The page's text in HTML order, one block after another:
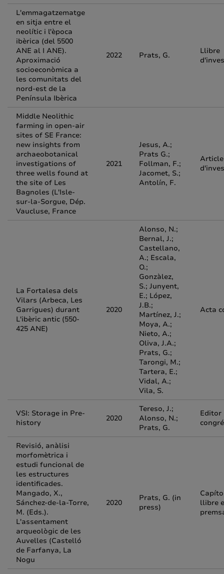
L'emmagatzematge
en sitja entre el
neolític i l'època
ibèrica (del 5500
ANE al I ANE).
Aproximació
socioeconòmica a
les comunitats del
nord-est de la
Península Ibèrica
2022 Prats, G.
Llibre
Middle Neolithic
farming in open-air
sites of SE France:
new insights from
archaeobotanical
investigations of
three wells found at
the site of Les
Bagnoles (L'Isle-
sur-la-Sorgue, Dép.
Vaucluse, France
2021
Jesus, A.;
Prats G.;
Follman, F.;
Jacomet, S.;
Antolín, F.
Article
La Fortalesa dels
Vilars (Arbeca, Les
Garrigues) durant
L'ibèric antic (550-
425 ANE)
2020
Alonso, N.;
Bernal, J.;
Castellano,
A.; Escala,
O.;
Gonzàlez,
S.; Junyent,
E.; López,
J.B.;
Martínez, J.;
Moya, A.;
Nieto, A.;
Oliva, J.A.;
Prats, G.;
Tarongi, M.;
Tartera, E.;
Vidal, A.;
Vila, S.
Acta
VSI: Storage in Pre-
history
2020
Tereso, J.;
Alonso, N.;
Prats, G.
Editor
Revisió, anàlisi
morfomètrica i
estudi funcional de
les estructures
identificades.
Mangado, X.,
Sánchez-de-la-Torre,
M. (Eds.).
L'assentament
arqueològic de les
Auvelles (Castelló
de Farfanya, La
Nogu
2020
Prats, G. (in
press)
llibre